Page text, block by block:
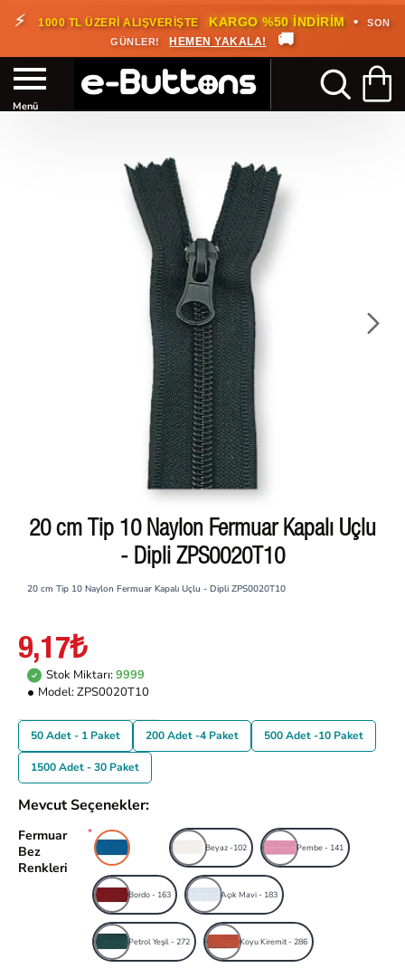
🎁 2000 TL ÜZERİ SİPARİŞLERDE KARGO BEDAVA! •
HEMEN
FAYDALANIN
🚚
20 cm Tip 10 Naylon Fermuar Kapalı Uçlu
- Dipli ZPS0020T10
20 cm Tip 10 Naylon Fermuar Kapalı Uçlu - Dipli ZPS0020T10
9,17₺
Stok Miktarı:9999
Model:ZPS0020T10
50 Adet - 1 Paket 200 Adet -4 Paket 500 Adet -10 Paket
1500 Adet - 30 Paket
Mevcut Seçenekler:
Fermuar
Bez
Renkleri
Beyaz -102 Pembe - 141
Bordo - 163 Açık Mavi - 183
Petrol Yeşil - 272 Koyu Kiremit - 286